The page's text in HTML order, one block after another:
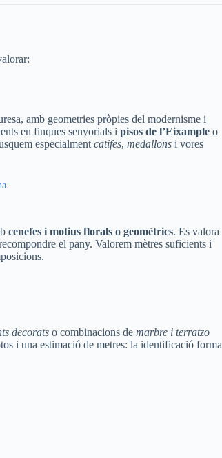
amb geometries pròpies del modernisme i
en finques senyorials i pisos de l’Eixampleo
especialment catifes, medallonsi vores
.
cenefes i motius florals o geomètrics. Es valora
el pany. Valorem mètres suficients i
decoratso combinacions de marbre i terratzo
i una estimació de metres: la identificació forma